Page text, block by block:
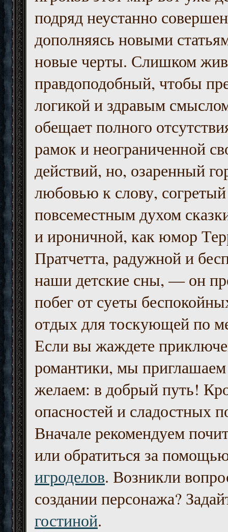
подряд неустанно
дополняясь новыми
новые черты. Слишком
правдоподобный, чтобы
логикой и здравым
обещает полного
рамок и неограниченной
действий, но, озаренный
любовью к слову, согретый
повсеместным духом
и ироничной, как юмор
Пратчетта, радужной и
наши детские сны, — он
побег от суеты
отдых для тоскующей по
Если вы жаждете
романтики, мы приглашаем
желаем: в добрый путь!
опасностей и сладостных
Вначале рекомендуем
или обратиться за
игроделов. Возникли
создании персонажа?
гостиной.